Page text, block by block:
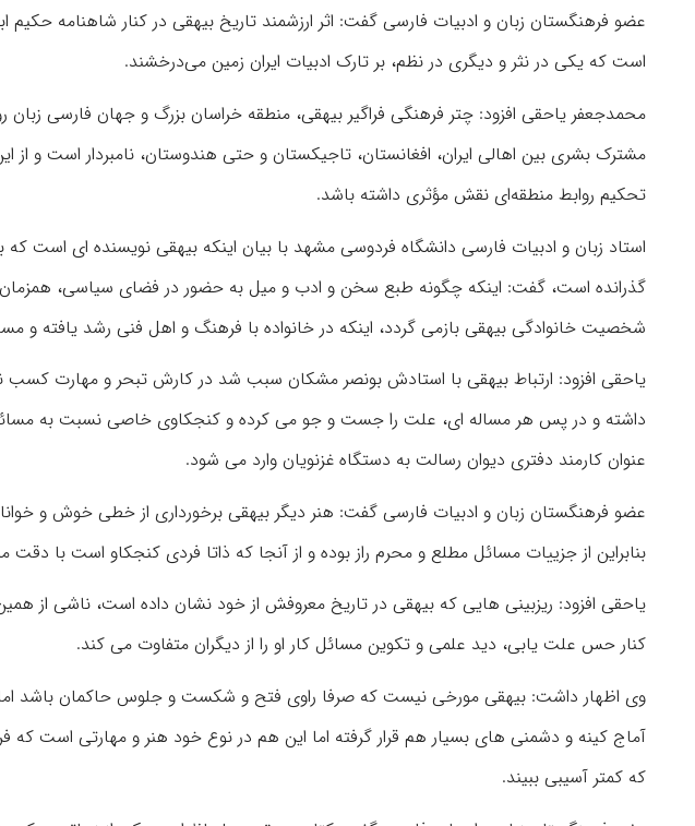
عضو فرهنگستان زبان و ادبیات فارسی گفت: اثر ارزشمند تاریخ بیهقی در کنار شاهنامه حکیم
است که یکی در نثر و دیگری در نظم، بر تارک ادبیات ایران زمین می‌درخشند.
محمدجعفر یاحقی افزود: چتر فرهنگی فراگیر بیهقی، منطقه خراسان بزرگ و جهان فارسی زبان
مشترک بشری بین اهالی ایران، افغانستان، تاجیکستان و حتی هندوستان، نامبردار است و از
تحکیم روابط منطقه‌ای نقش مؤثری داشته باشد.
استاد زبان و ادبیات فارسی دانشگاه فردوسی مشهد با بیان اینکه بیهقی نویسنده ای است
گذرانده است، گفت: اینکه چگونه طبع سخن و ادب و میل به حضور در فضای سیاسی،
شخصیت خانوادگی بیهقی بازمی گردد، اینکه در خانواده با فرهنگ و اهل فنی رشد یافته و
یاحقی افزود: ارتباط بیهقی با استادش بونصر مشکان سبب شد در کارش تبحر و مهارت کسب
داشته و در پس هر مساله ای، علت را جست و جو می کرده و کنجکاوی خاصی نسبت به
عنوان کارمند دفتری دیوان رسالت به دستگاه غزنویان وارد می شود.
عضو فرهنگستان زبان و ادبیات فارسی گفت: هنر دیگر بیهقی برخورداری از خطی خوش و
بنابراین از جزییات مسائل مطلع و محرم راز بوده و از آنجا که ذاتا فردی کنجکاو است با
یاحقی افزود: ریزبینی هایی که بیهقی در تاریخ معروفش از خود نشان داده است، ناشی از
کنار حس علت یابی، دید علمی و تکوین مسائل کار او را از دیگران متفاوت می کند.
وی اظهار داشت: بیهقی مورخی نیست که صرفا راوی فتح و شکست و جلوس حاکمان باشد
آماج کینه و دشمنی های بسیار هم قرار گرفته اما این هم در نوع خود هنر و مهارتی است که
که کمتر آسیبی ببیند.